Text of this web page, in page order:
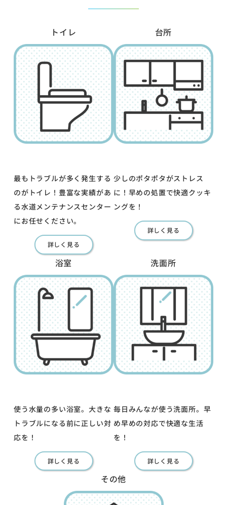
トイレ
最もトラブルが多く発生する
のがトイレ！豊富な実績があ
る水道メンテナンスセンター
にお任せください。
詳しく見る
台所
少しのポタポタがストレス
に！早めの処置で快適クッキ
ングを！
詳しく見る
浴室
使う水量の多い浴室。大きな
トラブルになる前に正しい対
応を！
詳しく見る
洗面所
毎日みんなが使う洗面所。早
め早めの対応で快適な生活
を！
詳しく見る
その他